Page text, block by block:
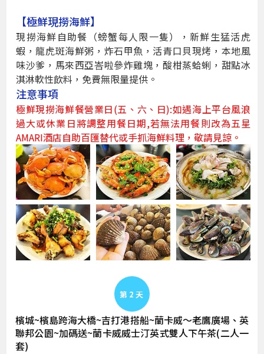
【極鮮現撈海鮮】
現撈海鮮自助餐（螃蟹每人限一隻），新鮮生猛活虎
蝦，龍虎斑海鮮粥，炸石甲魚，活青口貝現烤，本地風
味沙爹，馬來西亞峇啦參炸雞塊，酸柑蒸蛤蜊，甜點冰
淇淋軟性飲料，免費無限量提供。
注意事項
極鮮現撈海鮮餐營業日(五、六、日):如遇海上平台風浪
過大或休業日將調整用餐日期,若無法用餐則改為五星
AMARI酒店自助百匯替代或手抓海鮮料理，敬請見諒。
Day 2
檳城~檳島跨海大橋~吉打港搭船~蘭卡威～老鷹廣場、英
聯邦公園~加碼送~蘭卡威威士汀英式雙人下午茶(二人一
套)